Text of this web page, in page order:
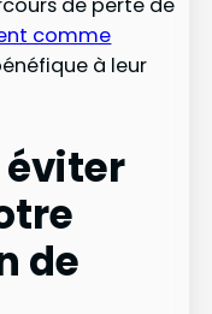
de perte de
comme
à leur
éviter
de